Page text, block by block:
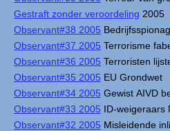
Gestraft zonder veroordeling 2005
Observant#38 2005
Observant#37 2005 Terrorisme
Observant#36 2005 Terroristen
Observant#35 2005 EU Grondwet
Observant#34 2005 Gewist AIVD
Observant#33 2005 ID-weigeraars
Observant#32 2005 Misleidende